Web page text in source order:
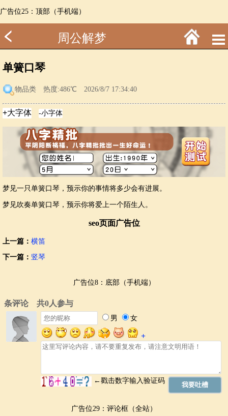
广告位25：顶部（手机端）
周公解梦
单簧口琴
物品类 热度:486℃ 2026/8/7 17:34:40
梦见一只单簧口琴，预示你的事情将多少会有进展。
梦见吹奏单簧口琴，预示你将爱上一个陌生人。
seo页面广告位
上一篇： 横笛
下一篇： 竖琴
广告位8：底部（手机端）
广告位29：评论框（全站）